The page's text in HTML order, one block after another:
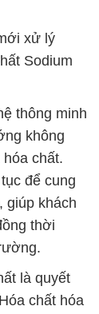
xử lý
Sodium
thông minh
không
chất.
để cung
giúp khách
thời
là quyết
chất hóa